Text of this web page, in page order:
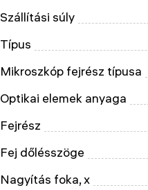
Szállítási súly
Típus
Mikroszkóp fejrész típusa
Optikai elemek anyaga
Fejrész
Fej dőlésszöge
Nagyítás foka, x